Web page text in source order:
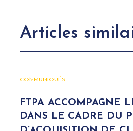
Articles
COMMUNIQUÉS
FTPA ACCOMPAGNE
DANS LE CADRE DU